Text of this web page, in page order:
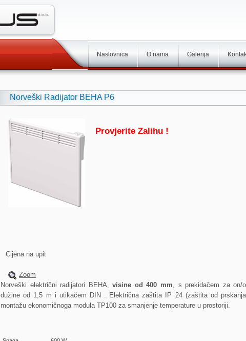
Naslovnica O nama Galerija
Norveški Radijator BEHA P6
Provjerite Zalihu !
Cijena na upit
Zoom
Norveški električni radijatori BEHA,visine od 400 mm, s prekidačem za on/
dužine od 1,5 m i utikačem DIN . Električna zaštita IP 24 (zaštita od
montažu ekonomičnoga modula TP100 za smanjenje temperature u prostoriji.